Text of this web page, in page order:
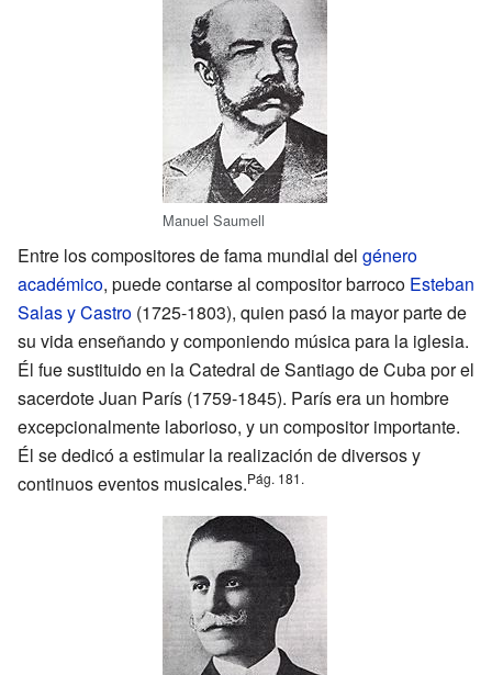
Manuel Saumell
Entre los compositores de fama mundial del género
académico, puede contarse al compositor barroco Esteban
Salas y Castro (1725-1803), quien pasó la mayor parte de
su vida enseñando y componiendo música para la iglesia.
Él fue sustituido en la Catedral de Santiago de Cuba por el
sacerdote Juan París (1759-1845). París era un hombre
excepcionalmente laborioso, y un compositor importante.
Él se dedicó a estimular la realización de diversos y
continuos eventos musicales.Pág. 181.